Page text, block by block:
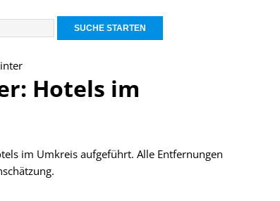
Hotels im
im Umkreis aufgeführt. Alle Entfernungen